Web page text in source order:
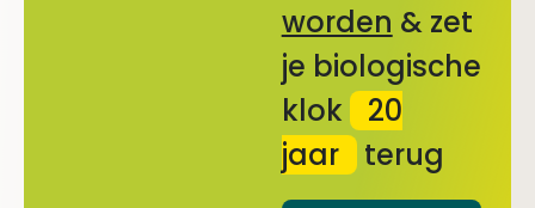
worden & zet
je biologische
klok
20
jaar terug